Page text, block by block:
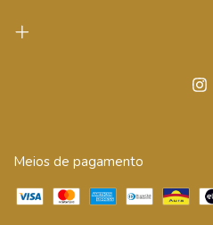
Meios de pagamento